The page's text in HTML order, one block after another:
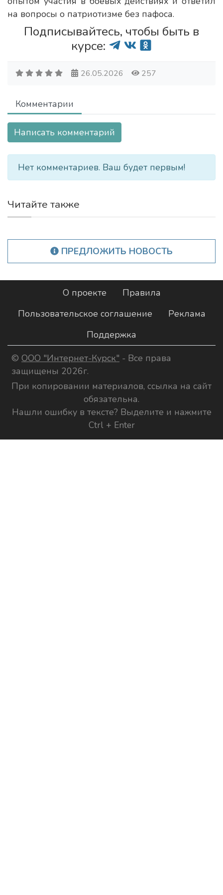
на вопросы о патриотизме без пафоса.
Подписывайтесь, чтобы быть в
курсе:
26.05.2026 257
Комментарии
Написать комментарий
Нет комментариев. Ваш будет первым!
Читайте также
ПРЕДЛОЖИТЬ НОВОСТЬ
О проекте
Правила
Пользовательское соглашение
Реклама
Поддержка
© ООО "Интернет-Курск" - Все права
защищены 2026г.
При копировании материалов, ссылка на сайт
обязательна.
Нашли ошибку в тексте? Выделите и нажмите
Ctrl + Enter